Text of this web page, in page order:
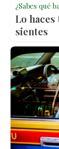
¿Sabes qué
Lo haces
sientes